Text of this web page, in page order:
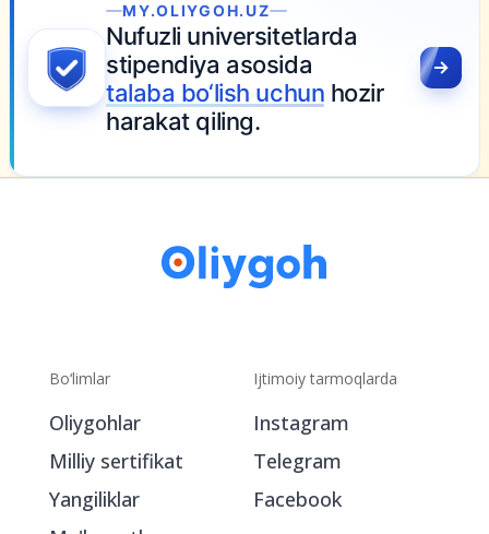
MY.OLIYGOH.UZ
Nufuzli universitetlarda
stipendiya asosida
talaba bo‘lish uchunhozir
harakat qiling.
Bo‘limlar
Oliygohlar
Ijtimoiy tarmoqlarda